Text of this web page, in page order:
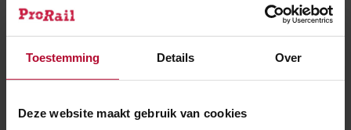
Toestemming Details Over
Deze website maakt gebruik van cookies
Zo stelt het kabinet vijftig miljoen euro beschikbaar
om projecten aan infrastructuur circulair en
klimaatneutraal te maken; 7,5 miljoen euro daarvan
gaat naar het spoor. Deze pot is speciaal bedoeld voor